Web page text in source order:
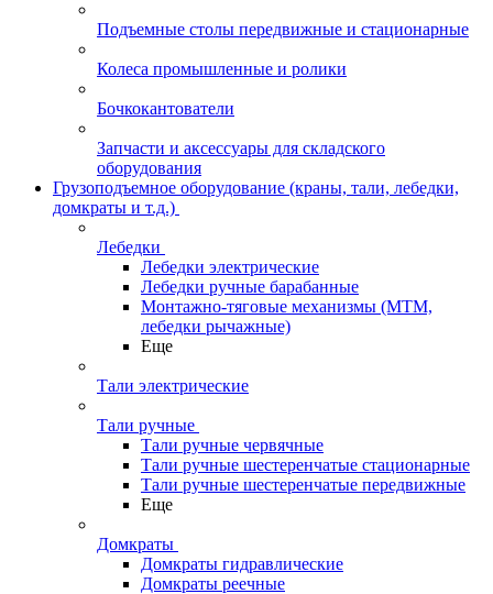
Подъемные столы передвижные и стационарные
Колеса промышленные и ролики
Бочкокантователи
Запчасти и аксессуары для складского
оборудования
Грузоподъемное оборудование (краны, тали, лебедки,
домкраты и т.д.)
Лебедки
Лебедки электрические
Лебедки ручные барабанные
Монтажно-тяговые механизмы (МТМ,
лебедки рычажные)
Еще
Тали электрические
Тали ручные
Тали ручные червячные
Тали ручные шестеренчатые стационарные
Тали ручные шестеренчатые передвижные
Еще
Домкраты
Домкраты гидравлические
Домкраты реечные